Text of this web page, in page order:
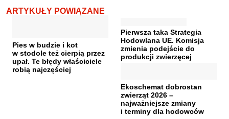
ARTYKUŁY POWIĄZANE
Pies w budzie i kot
w stodole też cierpią przez
upał. Te błędy właściciele
robią najczęściej
Pierwsza taka Strategia
Hodowlana UE. Komisja
zmienia podejście do
produkcji zwierzęcej
Ekoschemat dobrostan
zwierząt 2026 –
najważniejsze zmiany
i terminy dla hodowców